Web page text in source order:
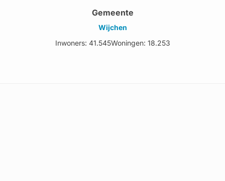
Gemeente
Wijchen
Inwoners: 41.545Woningen: 18.253